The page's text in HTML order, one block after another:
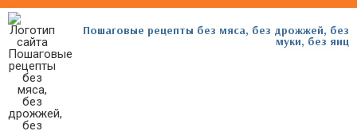
Пошаговые рецепты без мяса, без дрожжей, без
муки, без яиц